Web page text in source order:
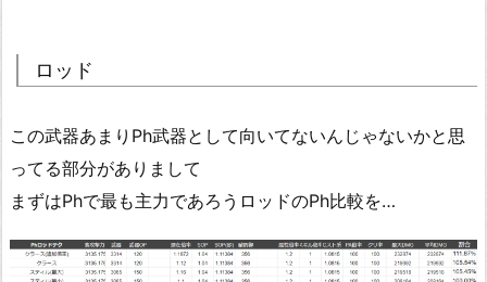
ロッド
この武器あまりPh武器として向いてないんじゃないかと思
ってる部分がありまして
まずはPhで最も主力であろうロッドのPh比較を…